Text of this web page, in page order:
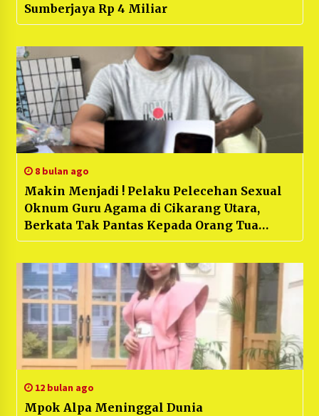
Sumberjaya Rp 4 Miliar
8 bulan ago
Makin Menjadi ! Pelaku Pelecehan Sexual
Oknum Guru Agama di Cikarang Utara,
Berkata Tak Pantas Kepada Orang Tua
Korban Lewat Medsos
12 bulan ago
Mpok Alpa Meninggal Dunia